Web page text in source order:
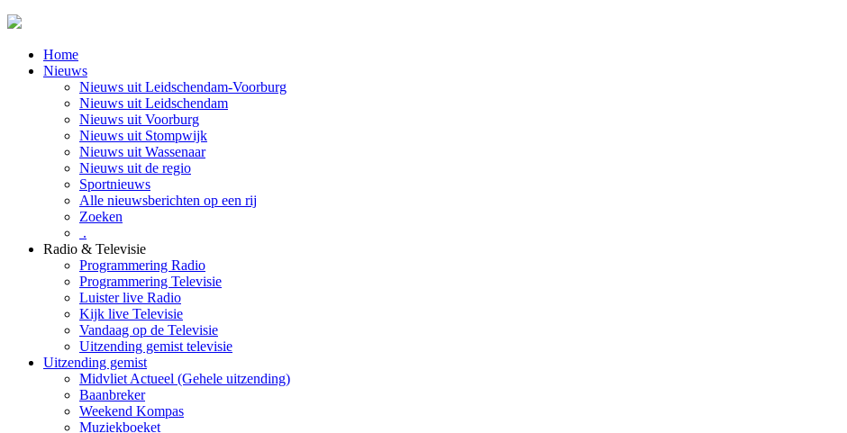
Home
Nieuws
Nieuws uit Leidschendam-Voorburg
Nieuws uit Leidschendam
Nieuws uit Voorburg
Nieuws uit Stompwijk
Nieuws uit Wassenaar
Nieuws uit de regio
Sportnieuws
Alle nieuwsberichten op een rij
Zoeken
.
Radio & Televisie
Programmering Radio
Programmering Televisie
Luister live Radio
Kijk live Televisie
Vandaag op de Televisie
Uitzending gemist televisie
Uitzending gemist
Midvliet Actueel (Gehele uitzending)
Baanbreker
Weekend Kompas
Muziekboeket